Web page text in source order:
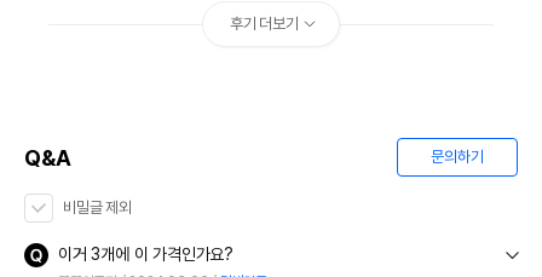
후기 더보기
Q&A 문의하기
비밀글 제외
이거 3개에 이 가격인가요?